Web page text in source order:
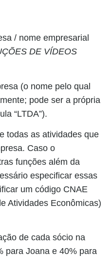
/ nome empresarial
DE VÍDEOS
(o nome pelo qual
pode ser a própria
“LTDA”).
todas as atividades que
Caso o
funções além da
especificar essas
um código CNAE
Atividades Econômicas)
de cada sócio na
para Joana e 40% para